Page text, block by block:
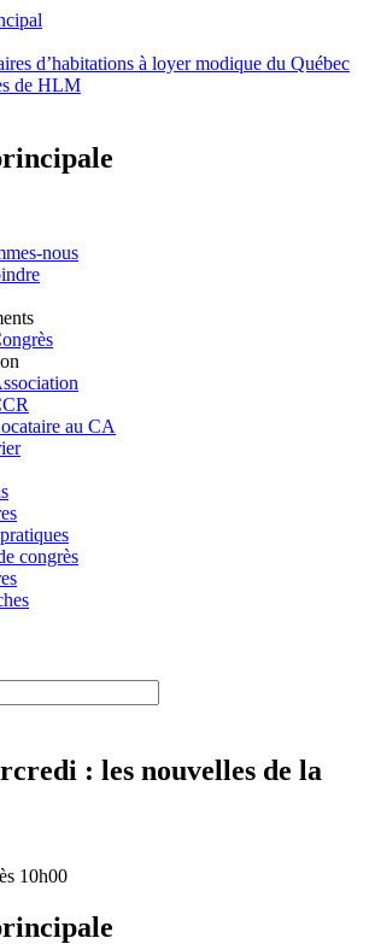
d’habitations à loyer modique du Québec
de HLM
nous
au CA
congrès
: les nouvelles de la
10h00